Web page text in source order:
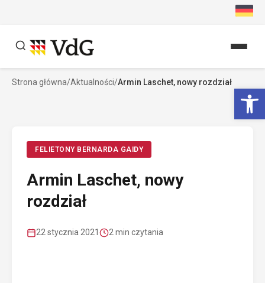
Szukaj
Strona główna/Aktualności/Armin Laschet, nowy rozdział
FELIETONY BERNARDA GAIDY
Armin Laschet, nowy
rozdział
22 stycznia 2021 2 min czytania